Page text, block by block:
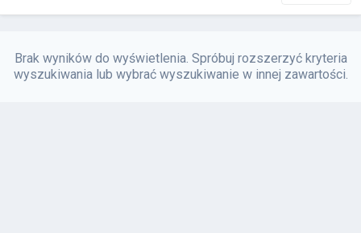
Brak wyników do wyświetlenia. Spróbuj rozszerzyć kryteria
wyszukiwania lub wybrać wyszukiwanie w innej zawartości.